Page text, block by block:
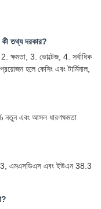
কী তথ্য দরকার?
ক্ষমতা, 3. ভোল্টেজ, 4. সর্বাধিক
হলে কেসিং এবং টার্মিনাল,
নতুন এবং আসল ধারণক্ষমতা
এমএসডিএস এবং ইউএন 38.3